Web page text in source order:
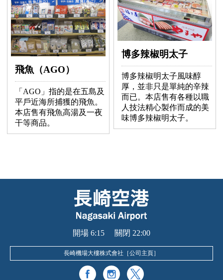
飛魚（AGO）
「AGO」指的是在五島及
平戶近海所捕獲的飛魚。
本店售有飛魚高湯及一夜
干等商品。
博多辣椒明太子
博多辣椒明太子風味醇
厚，並非只是單純的辛辣
而已。本店售有各種以職
人技法精心製作而成的美
味博多辣椒明太子。
開場 6:15 關閉 22:00
長崎機場大樓株式會社［公司主頁］